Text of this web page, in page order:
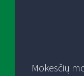
Mokesčių